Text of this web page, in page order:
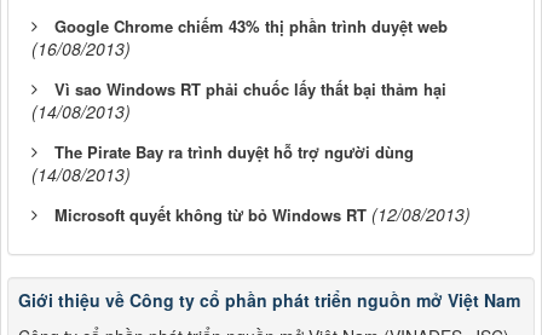
Google Chrome chiếm 43% thị phần trình duyệt web
(16/08/2013)
Vì sao Windows RT phải chuốc lấy thất bại thảm hại
(14/08/2013)
The Pirate Bay ra trình duyệt hỗ trợ người dùng
(14/08/2013)
Microsoft quyết không từ bỏ Windows RT (12/08/2013)
Giới thiệu về Công ty cổ phần phát triển nguồn mở Việt Nam